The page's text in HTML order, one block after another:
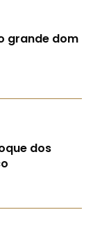
grande dom
dos